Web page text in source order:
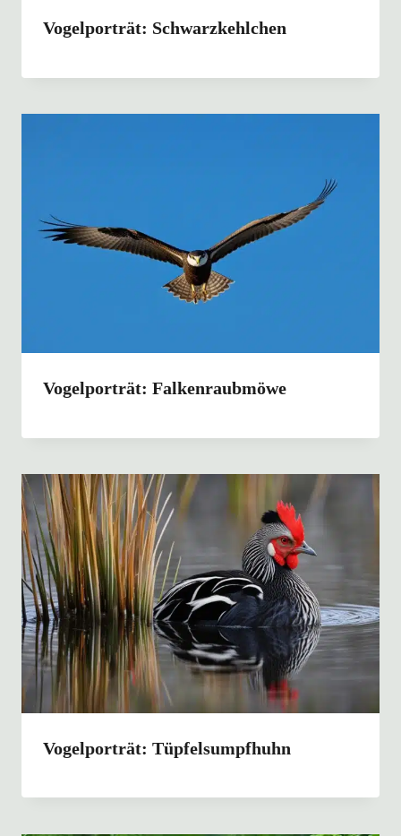
Vogelporträt: Schwarzkehlchen
Vogelporträt: Falkenraubmöwe
Vogelporträt: Tüpfelsumpfhuhn